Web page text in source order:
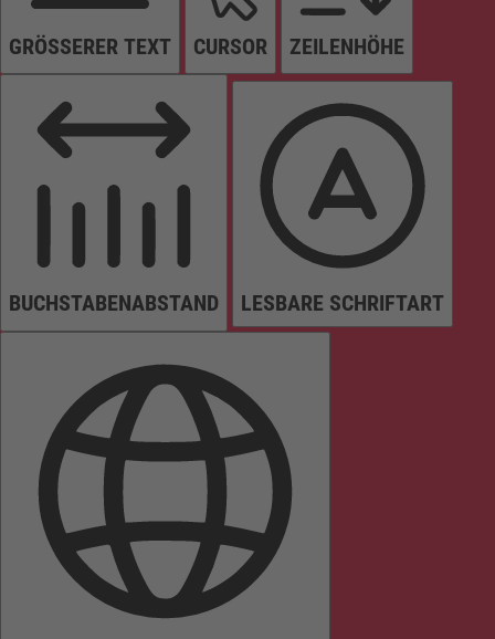
GRÖSSERER TEXT CURSOR ZEILENHÖHE
BUCHSTABENABSTAND LESBARE SCHRIFTART